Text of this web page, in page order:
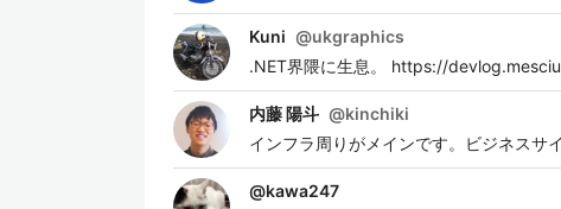
Kuni @ukgraphics
.NET界隈に生息。 https://
内藤 陽斗 @kinchiki
インフラ周りがメインです。ビジネスサ
@kawa247